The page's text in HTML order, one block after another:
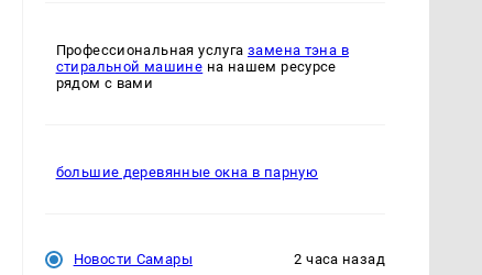
Профессиональная услуга замена тэна в
стиральной машине на нашем ресурсе
рядом с вами
большие деревянные окна в парную
Новости Самары 2 часа назад